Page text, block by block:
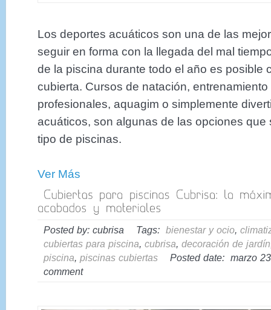
Los deportes acuáticos son una de las
seguir en forma con la llegada del mal
de la piscina durante todo el año es posible
cubierta. Cursos de natación,
profesionales, aquagim o simplemente
acuáticos, son algunas de las opciones que
tipo de piscinas.
Ver Más
Posted by: cubrisa Tags: bienestar y ocio,
cubiertas para piscina, cubrisa, decoración de jardín
piscina, piscinas cubiertas Posted date: marzo
comment